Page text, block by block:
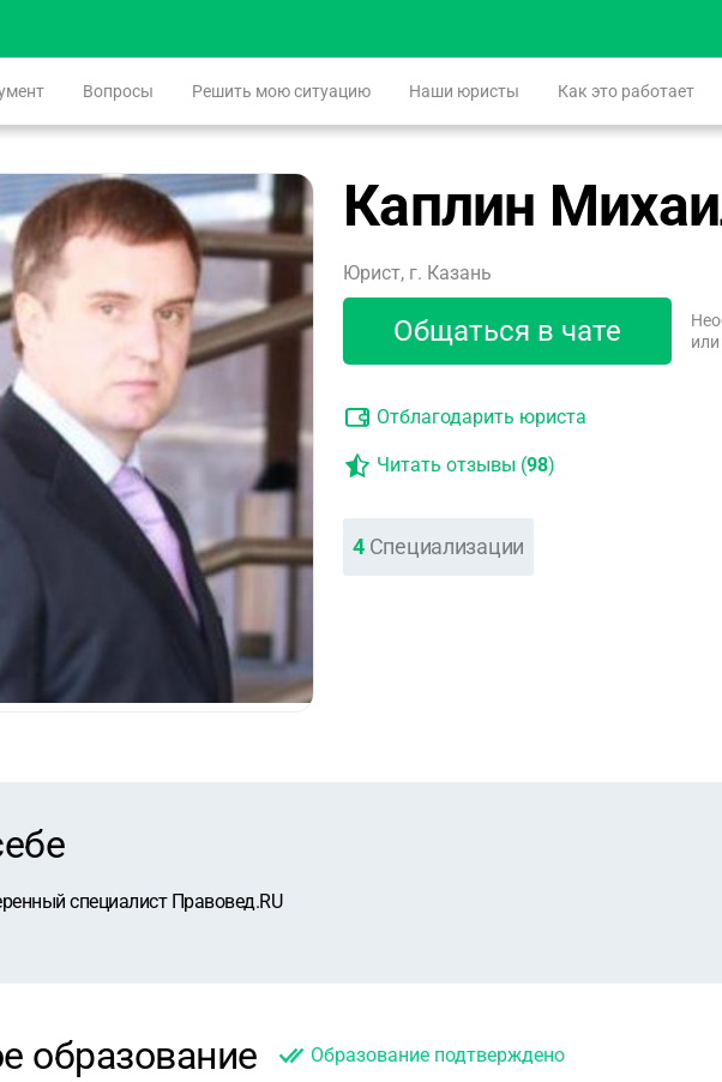
Вопросы Решить мою ситуацию Наши юристы Как это работает
Каплин
Юрист, г. Казань
Общаться в чате
Отблагодарить юриста
Читать отзывы (98)
4 Специализации
специалист Правовед.RU
образование Образование подтверждено